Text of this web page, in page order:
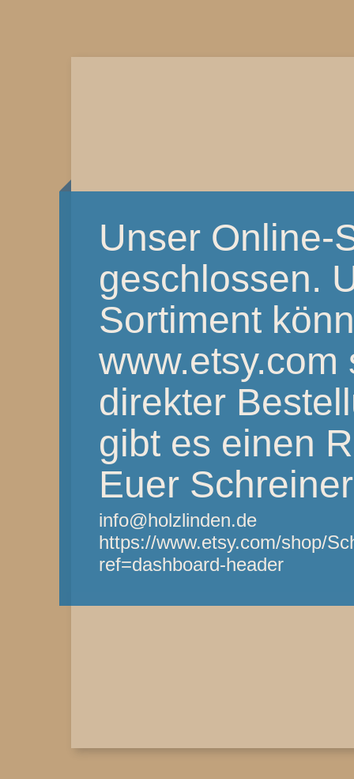
Unser Online-
geschlossen.
Sortiment
www.etsy.com
direkter
gibt es einen
Euer
info@holzlinden.de
https://www.etsy.com/shop/
ref=dashboard-header